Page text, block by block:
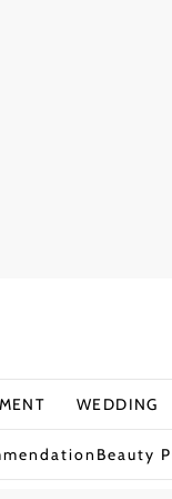
WEDDING
Beauty